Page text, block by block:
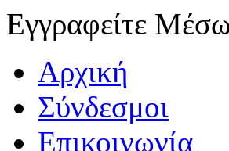
Εγγραφείτε
Αρχική
Σύνδεσμοι
Επικοινωνία